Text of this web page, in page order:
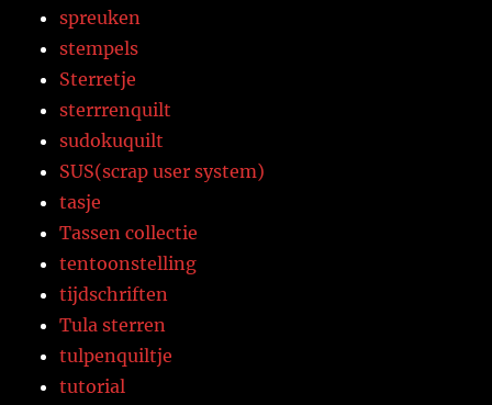
spreuken
stempels
Sterretje
sterrrenquilt
sudokuquilt
SUS(scrap user system)
tasje
Tassen collectie
tentoonstelling
tijdschriften
Tula sterren
tulpenquiltje
tutorial